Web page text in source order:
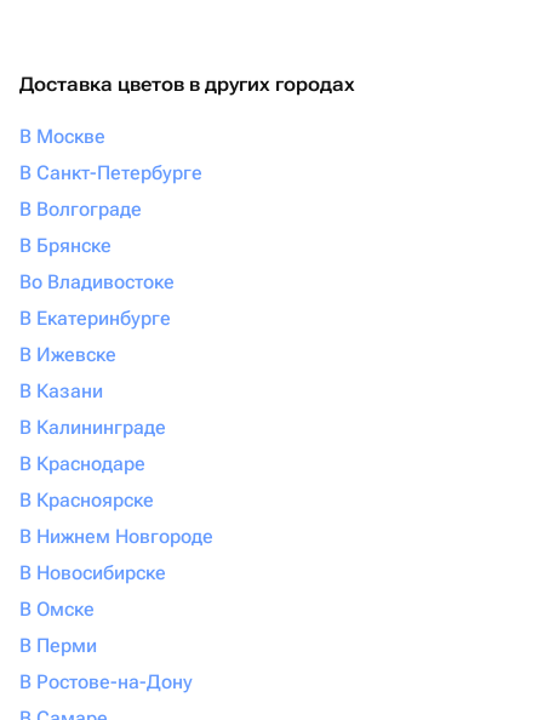
Доставка цветов в других городах
В Москве
В Санкт-Петербурге
В Волгограде
В Брянске
Во Владивостоке
В Екатеринбурге
В Ижевске
В Казани
В Калининграде
В Краснодаре
В Красноярске
В Нижнем Новгороде
В Новосибирске
В Омске
В Перми
В Ростове-на-Дону